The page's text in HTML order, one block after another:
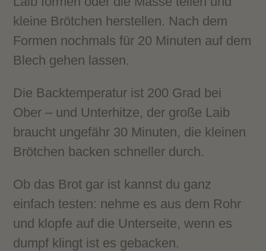
kleine Brötchen herstellen. Nach dem
Formen nochmals für 20 Minuten auf dem
Blech gehen lassen.
Die Backtemperatur ist 200 Grad bei
Ober – und Unterhitze, der große Laib
braucht ungefähr 30 Minuten, die kleinen
Brötchen backen schneller durch.
Ob das Brot gar ist kannst du ganz
einfach testen: nehme es aus dem Rohr
und klopfe auf die Unterseite, wenn es
dumpf klingt ist es gebacken.